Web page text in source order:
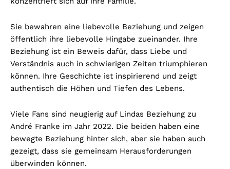
Sie bewahren eine liebevolle Beziehung und zeigen
öffentlich ihre liebevolle Hingabe zueinander. Ihre
Beziehung ist ein Beweis dafür, dass Liebe und
Verständnis auch in schwierigen Zeiten triumphieren
können. Ihre Geschichte ist inspirierend und zeigt
authentisch die Höhen und Tiefen des Lebens.
Viele Fans sind neugierig auf Lindas Beziehung zu
André Franke im Jahr 2022. Die beiden haben eine
bewegte Beziehung hinter sich, aber sie haben auch
gezeigt, dass sie gemeinsam Herausforderungen
überwinden können.